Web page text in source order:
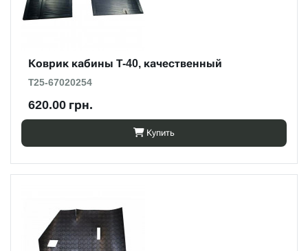
Коврик кабины Т-40, качественный
Т25-67020254
620.00 грн.
Купить